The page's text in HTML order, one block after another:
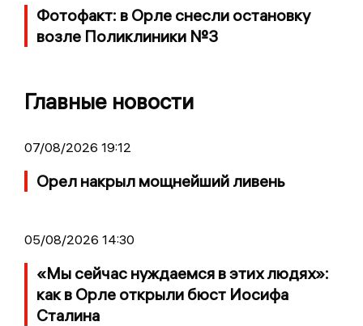
Фотофакт: в Орле снесли остановку
возле Поликлиники №3
Главные новости
07/08/2026 19:12
Орел накрыл мощнейший ливень
05/08/2026 14:30
«Мы сейчас нуждаемся в этих людях»:
как в Орле открыли бюст Иосифа
Сталина